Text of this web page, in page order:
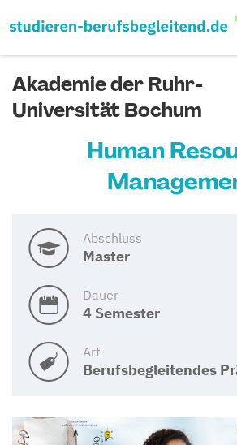
Akademie der Ruhr-
Universität Bochum
Human
Abschluss
Master
Dauer
4 Semester
Art
Berufsbegleitendes